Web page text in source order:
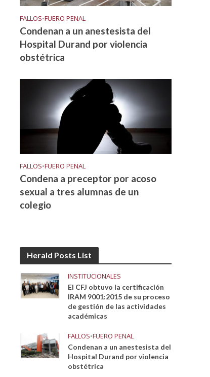
FALLOS•FUERO PENAL
Condenan a un anestesista del
Hospital Durand por violencia
obstétrica
FALLOS•FUERO PENAL
Condena a preceptor por acoso
sexual a tres alumnas de un
colegio
Herald Posts List
INSTITUCIONALES
El CFJ obtuvo la certificación
IRAM 9001:2015 de su proceso
de gestión de las actividades
académicas
FALLOS•FUERO PENAL
Condenan a un anestesista del
Hospital Durand por violencia
obstétrica